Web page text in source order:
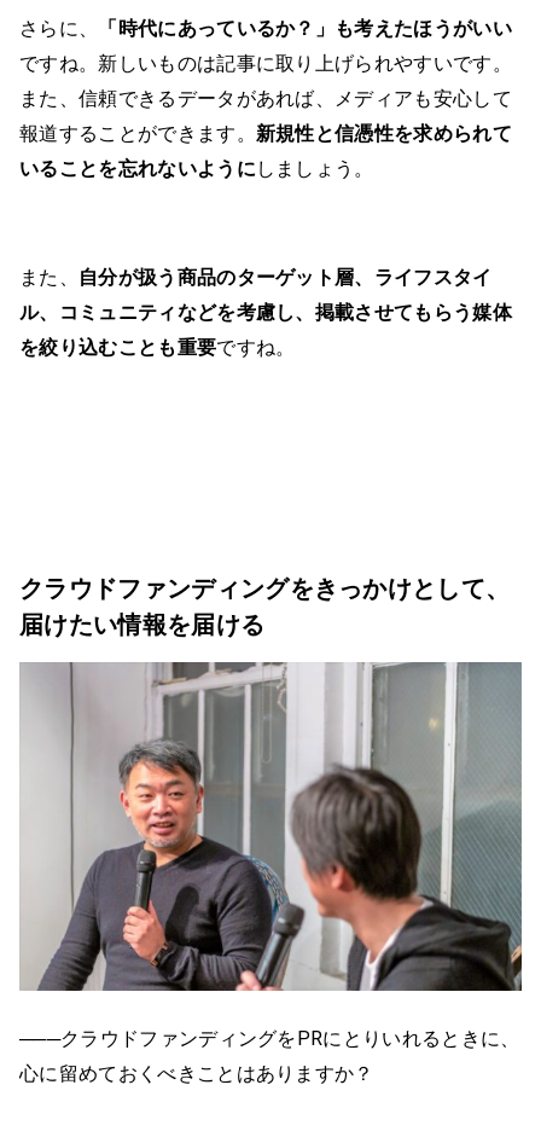
さらに、
「時代にあっているか？」も考えたほうがいい
ですね。新しいものは記事に取り上げられやすいです。
また、信頼できるデータがあれば、メディアも安心して
報道することができます。 新規性と信憑性を求められて
いることを忘れないように しましょう。
また、
自分が扱う商品のターゲット層、ライフスタイ
ル、コミュニティなどを考慮し、掲載させてもらう媒体
を絞り込むことも重要ですね。
クラウドファンディングをきっかけとして、
届けたい情報を届ける
───クラウドファンディングをPRにとりいれるときに、
心に留めておくべきことはありますか？